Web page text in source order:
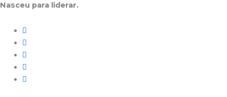
Nasceu para liderar.